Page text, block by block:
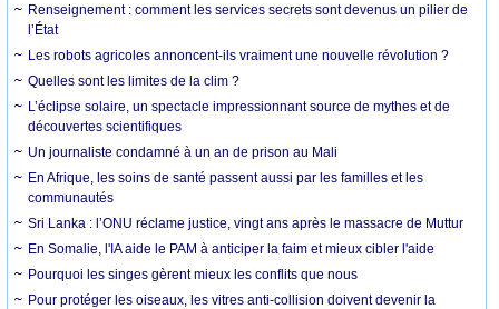
Renseignement : comment les services secrets sont devenus un pilier de
l’État
Les robots agricoles annoncent-ils vraiment une nouvelle révolution ?
Quelles sont les limites de la clim ?
L’éclipse solaire, un spectacle impressionnant source de mythes et de
découvertes scientifiques
Un journaliste condamné à un an de prison au Mali
En Afrique, les soins de santé passent aussi par les familles et les
communautés
Sri Lanka : l’ONU réclame justice, vingt ans après le massacre de Muttur
En Somalie, l'IA aide le PAM à anticiper la faim et mieux cibler l'aide
Pourquoi les singes gèrent mieux les conflits que nous
Pour protéger les oiseaux, les vitres anti-collision doivent devenir la